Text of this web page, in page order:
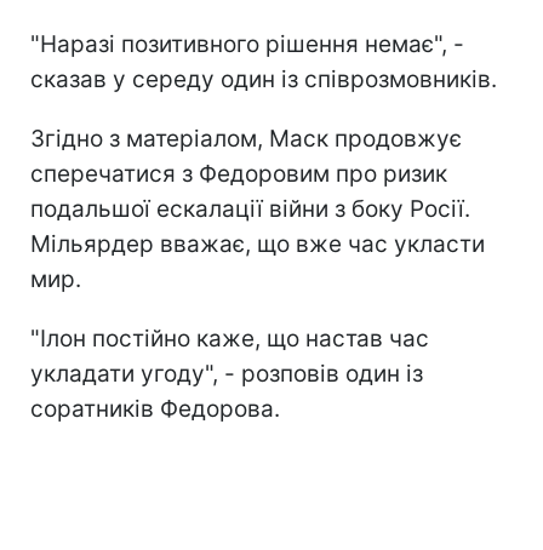
"Наразі позитивного рішення немає", -
сказав у середу один із співрозмовників.
Згідно з матеріалом, Маск продовжує
сперечатися з Федоровим про ризик
подальшої ескалації війни з боку Росії.
Мільярдер вважає, що вже час укласти
мир.
"Ілон постійно каже, що настав час
укладати угоду", - розповів один із
соратників Федорова.